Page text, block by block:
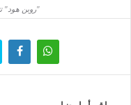
"روبن هود"